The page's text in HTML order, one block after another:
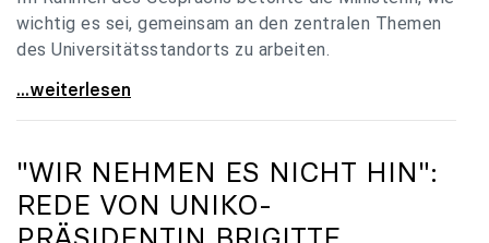
wichtig es sei, gemeinsam an den zentralen Themen
des Universitätsstandorts zu arbeiten.
Holzleitner empfing uniko-Spitze zum Austausch
...weiterlesen
"WIR NEHMEN ES NICHT HIN":
REDE VON UNIKO-